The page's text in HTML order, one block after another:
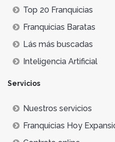
Top 20 Franquicias
Franquicias Baratas
Lás más buscadas
Inteligencia Artificial
Servicios
Nuestros servicios
Franquicias Hoy